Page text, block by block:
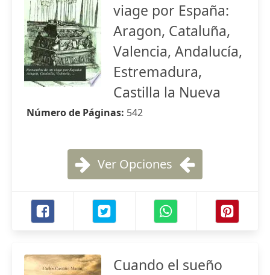
viage por España:
Aragon, Cataluña,
Valencia, Andalucía,
Estremadura,
Castilla la Nueva
Número de Páginas: 542
Ver Opciones
Cuando el sueño